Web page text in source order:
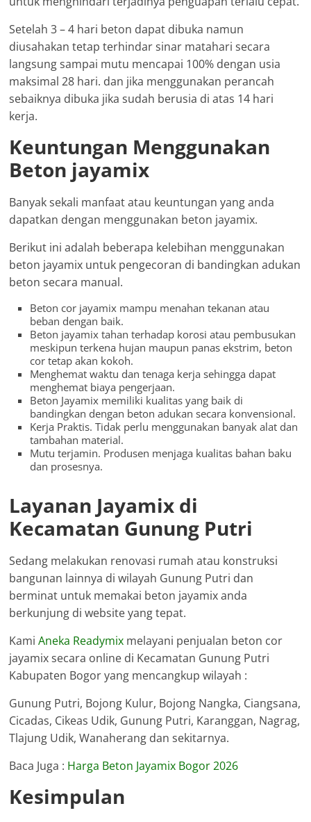
Setelah 3 – 4 hari beton dapat dibuka namun
diusahakan tetap terhindar sinar matahari secara
langsung sampai mutu mencapai 100% dengan usia
maksimal 28 hari. dan jika menggunakan perancah
sebaiknya dibuka jika sudah berusia di atas 14 hari
kerja.
Keuntungan Menggunakan
Beton jayamix
Banyak sekali manfaat atau keuntungan yang anda
dapatkan dengan menggunakan beton jayamix.
Berikut ini adalah beberapa kelebihan menggunakan
beton jayamix untuk pengecoran di bandingkan adukan
beton secara manual.
Beton cor jayamix mampu menahan tekanan atau
beban dengan baik.
Beton jayamix tahan terhadap korosi atau pembusukan
meskipun terkena hujan maupun panas ekstrim, beton
cor tetap akan kokoh.
Menghemat waktu dan tenaga kerja sehingga dapat
menghemat biaya pengerjaan.
Beton Jayamix memiliki kualitas yang baik di
bandingkan dengan beton adukan secara konvensional.
Kerja Praktis. Tidak perlu menggunakan banyak alat dan
tambahan material.
Mutu terjamin. Produsen menjaga kualitas bahan baku
dan prosesnya.
Layanan Jayamix di
Kecamatan Gunung Putri
Sedang melakukan renovasi rumah atau konstruksi
bangunan lainnya di wilayah Gunung Putri dan
berminat untuk memakai beton jayamix anda
berkunjung di website yang tepat.
KamiAneka Readymix melayani penjualan beton cor
jayamix secara online di Kecamatan Gunung Putri
Kabupaten Bogor yang mencangkup wilayah :
Gunung Putri, Bojong Kulur, Bojong Nangka, Ciangsana,
Cicadas, Cikeas Udik, Gunung Putri, Karanggan, Nagrag,
Tlajung Udik, Wanaherang dan sekitarnya.
Baca Juga : Harga Beton Jayamix Bogor 2026
Kesimpulan